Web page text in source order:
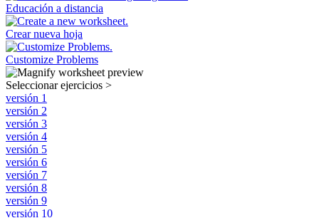
Educación a distancia
Crear nueva hoja
Customize Problems
Seleccionar ejercicios >
versión 1
versión 2
versión 3
versión 4
versión 5
versión 6
versión 7
versión 8
versión 9
versión 10